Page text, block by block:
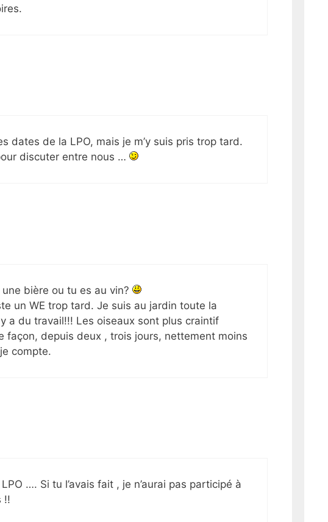
dates de la LPO, mais je m’y suis pris trop tard.
discuter entre nous …
bière ou tu es au vin?
un WE trop tard. Je suis au jardin toute la
a du travail!!! Les oiseaux sont plus craintif
façon, depuis deux , trois jours, nettement moins
compte.
…. Si tu l’avais fait , je n’aurai pas participé à
!!